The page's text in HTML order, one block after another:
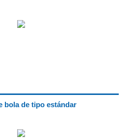
bola de tipo estándar